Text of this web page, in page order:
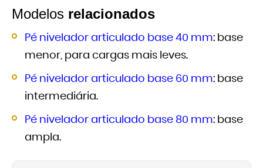
Modelos relacionados
Pé nivelador articulado base 40 mm: base
menor, para cargas mais leves.
Pé nivelador articulado base 60 mm: base
intermediária.
Pé nivelador articulado base 80 mm: base
ampla.